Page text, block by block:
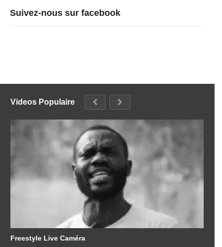
Suivez-nous sur facebook
Videos Populaire
Freestyle Live Caméra